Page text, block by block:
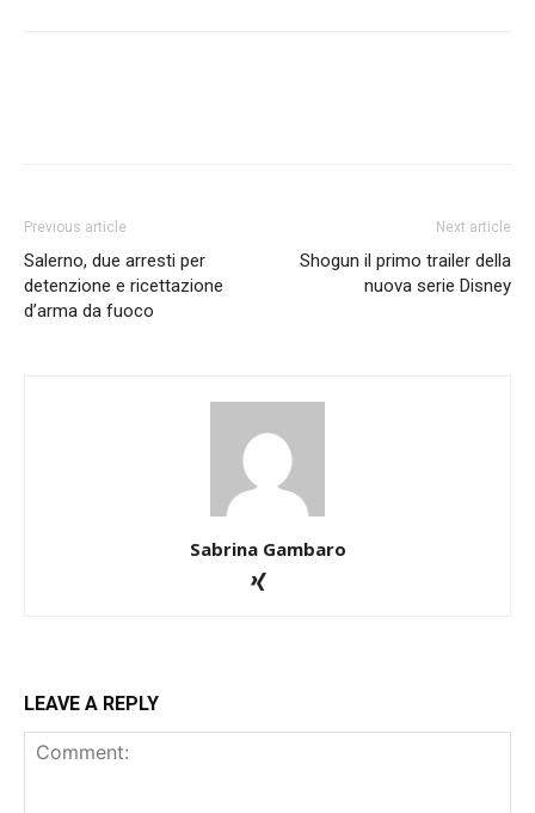
Previous article
Salerno, due arresti per
detenzione e ricettazione
d’arma da fuoco
Next article
Shogun il primo trailer della
nuova serie Disney
Sabrina Gambaro
LEAVE A REPLY